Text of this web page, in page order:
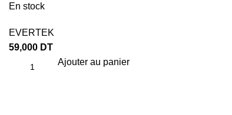
En stock
EVERTEK
59,000 DT
Ajouter au panier